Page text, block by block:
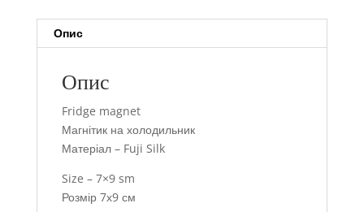
Опис
Опис
Fridge magnet
Магнітик на холодильник
Матеріал – Fuji Silk
Size – 7×9 sm
Розмір 7х9 см